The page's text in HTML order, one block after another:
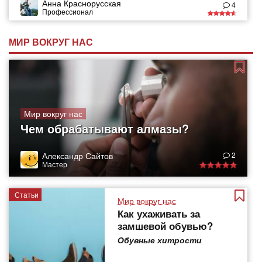
Анна Краснорусская
Профессионал
4
МИР ВОКРУГ НАС
Мир вокруг нас
Чем обрабатывают алмазы?
Александр Сайтов
Мастер
2
Статьи
Мир вокруг нас
Как ухаживать за
замшевой обувью?
Обувные хитрости